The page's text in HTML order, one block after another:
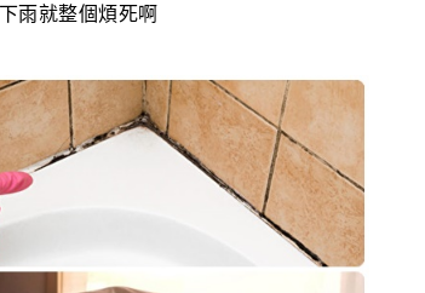
雨就整個煩死啊